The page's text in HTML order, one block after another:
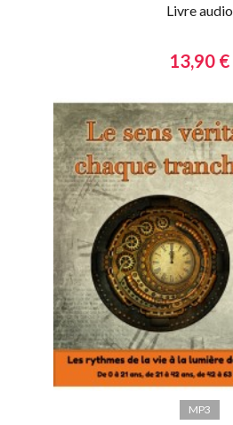
Livre audio
13,90 €
MP3